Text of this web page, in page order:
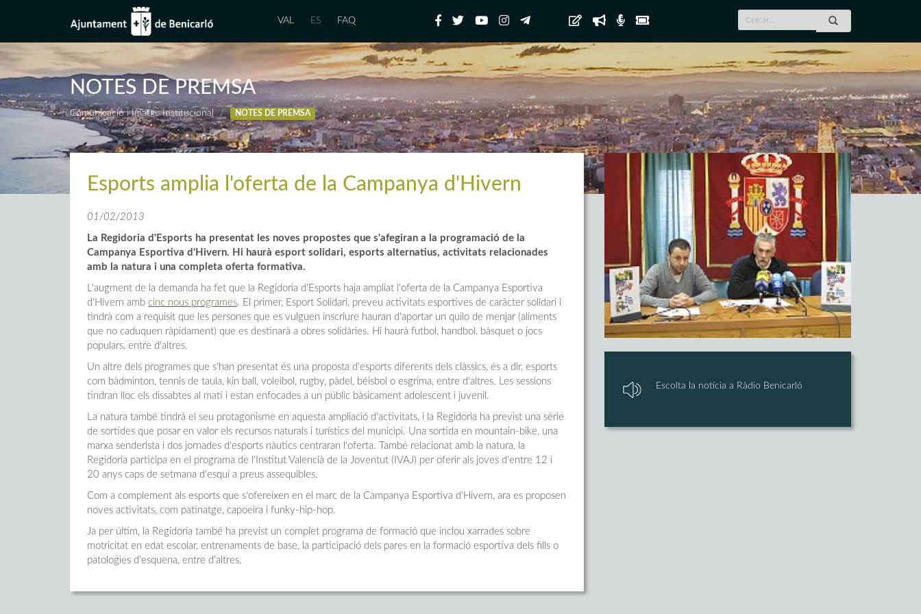
VAL ES FAQ
NOTES DE PREMSA
Comunicació i Imatge Institucional NOTES DE PREMSA
Esports amplia l'oferta de la Campanya d'Hivern
01/02/2013
La Regidoria d'Esports ha presentat les noves propostes que s'afegiran a la programació de la
Campanya Esportiva d'Hivern. Hi haurà esport solidari, esports alternatius, activitats relacionades
amb la natura i una completa oferta formativa.
L'augment de la demanda ha fet que la Regidoria d'Esports haja ampliat l'oferta de la Campanya Esportiva
d'Hivern amb cinc nous programes. El primer, Esport Solidari, preveu activitats esportives de caràcter solidari i
tindrà com a requisit que les persones que es vulguen inscriure hauran d'aportar un quilo de menjar (aliments
que no caduquen ràpidament) que es destinarà a obres solidàries. Hi haurà futbol, handbol, bàsquet o jocs
populars, entre d'altres.
Un altre dels programes que s'han presentat és una proposta d'esports diferents dels clàssics, és a dir, esports
com bàdminton, tennis de taula, kin ball, voleibol, rugby, pàdel, béisbol o esgrima, entre d'altres. Les sessions
tindran lloc els dissabtes al matí i estan enfocades a un públic bàsicament adolescent i juvenil.
La natura també tindrà el seu protagonisme en aquesta ampliació d'activitats, i la Regidoria ha previst una sèrie
de sortides que posar en valor els recursos naturals i turístics del municipi. Una sortida en mountain-bike, una
marxa senderista i dos jornades d'esports nàutics centraran l'oferta. També relacionat amb la natura, la
Regidoria participa en el programa de l'Institut Valencià de la Joventut (IVAJ) per oferir als joves d'entre 12 i
20 anys caps de setmana d'esquí a preus assequibles.
Com a complement als esports que s'ofereixen en el marc de la Campanya Esportiva d'Hivern, ara es proposen
noves activitats, com patinatge, capoeira i funky-hip-hop.
Ja per últim, la Regidoria també ha previst un complet programa de formació que inclou xarrades sobre
motricitat en edat escolar, entrenaments de base, la participació dels pares en la formació esportiva dels fills o
patologies d'esquena, entre d'altres.
Escolta la notícia a Ràdio Benicarló